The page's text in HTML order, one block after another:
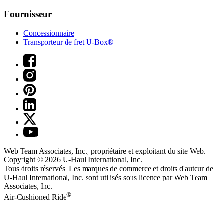
Fournisseur
Concessionnaire
Transporteur de fret U-Box®
Web Team Associates, Inc., propriétaire et exploitant du site Web.
Copyright © 2026 U-Haul International, Inc.
Tous droits réservés. Les marques de commerce et droits d'auteur de
U-Haul International, Inc. sont utilisés sous licence par Web Team
Associates, Inc.
Air-Cushioned Ride®